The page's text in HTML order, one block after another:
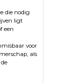
die nodig
ligt
een
voor
als